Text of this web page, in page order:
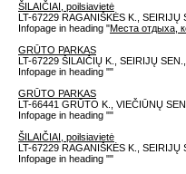
ŠILAIČIAI, poilsiavietė
LT-67229 RAGANIŠKĖS K.,
Infopage in heading "Места отдыха,
GRŪTO PARKAS
LT-67229 ŠILAIČIŲ K., SEIRIJŲ
Infopage in heading ""
GRŪTO PARKAS
LT-66441 GRŪTO K., VIEČIŪNŲ
Infopage in heading ""
ŠILAIČIAI, poilsiavietė
LT-67229 RAGANIŠKĖS K.,
Infopage in heading ""